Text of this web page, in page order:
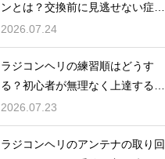
ンとは？交換前に見逃せない症状
を解説
2026.07.24
ラジコンヘリの練習順はどうす
る？初心者が無理なく上達する流
れを解説
2026.07.23
ラジコンヘリのアンテナの取り回